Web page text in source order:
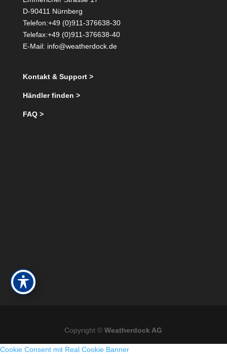
D-90411 Nürnberg
Telefon:+49 (0)911-376638-30
Telefax:+49 (0)911-376638-40
E-Mail: info@weatherdock.de
Kontakt & Support >
Händler finden >
FAQ >
Copyright ©Weatherdock AG
Cookie Consent mit Real Cookie Banner